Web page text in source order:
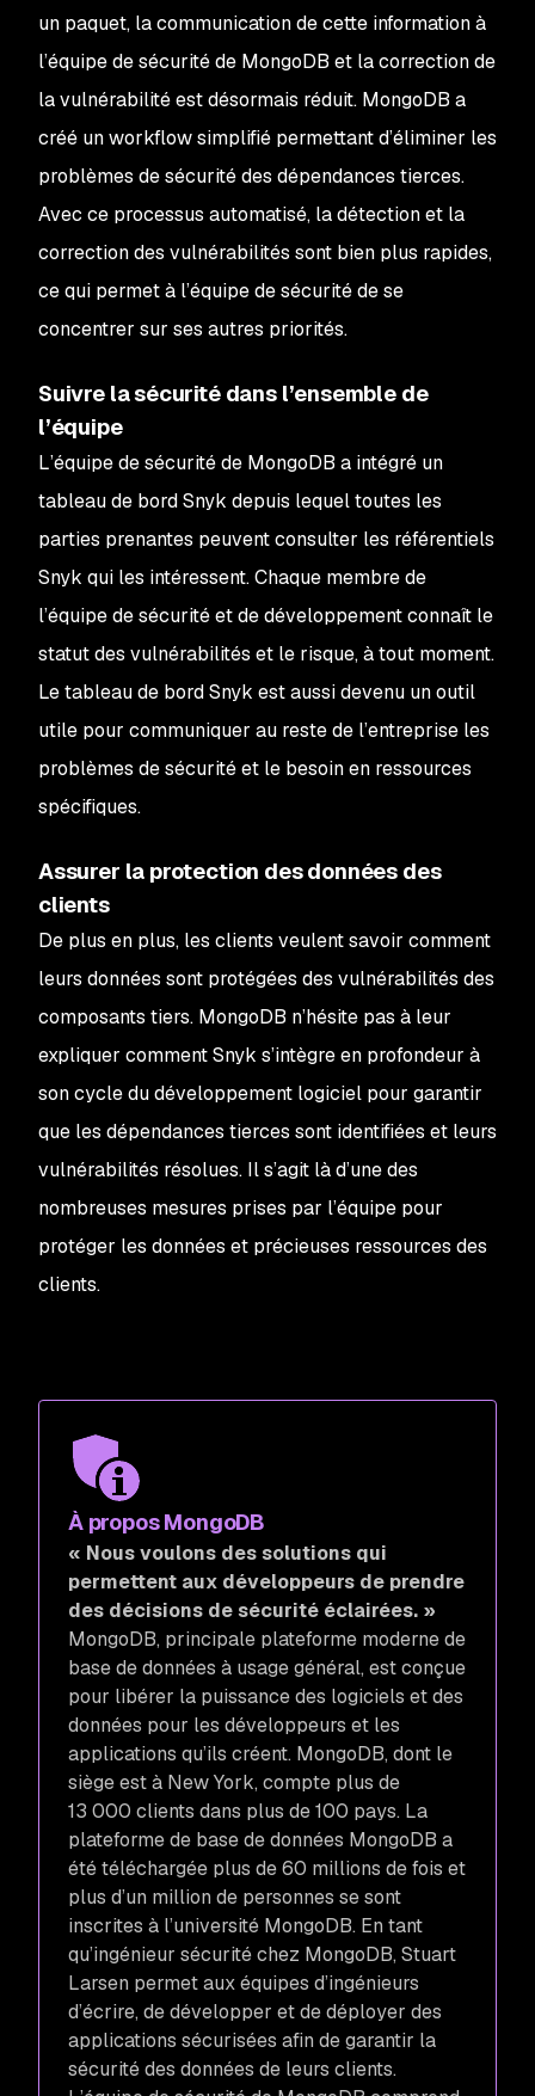
un paquet, la communication de cette information à
l’équipe de sécurité de MongoDB et la correction de
la vulnérabilité est désormais réduit. MongoDB a
créé un workflow simplifié permettant d’éliminer les
problèmes de sécurité des dépendances tierces.
Avec ce processus automatisé, la détection et la
correction des vulnérabilités sont bien plus rapides,
ce qui permet à l’équipe de sécurité de se
concentrer sur ses autres priorités.
Suivre la sécurité dans l’ensemble de
l’équipe
L’équipe de sécurité de MongoDB a intégré un
tableau de bord Snyk depuis lequel toutes les
parties prenantes peuvent consulter les référentiels
Snyk qui les intéressent. Chaque membre de
l’équipe de sécurité et de développement connaît le
statut des vulnérabilités et le risque, à tout moment.
Le tableau de bord Snyk est aussi devenu un outil
utile pour communiquer au reste de l’entreprise les
problèmes de sécurité et le besoin en ressources
spécifiques.
Assurer la protection des données des
clients
De plus en plus, les clients veulent savoir comment
leurs données sont protégées des vulnérabilités des
composants tiers. MongoDB n’hésite pas à leur
expliquer comment Snyk s’intègre en profondeur à
son cycle du développement logiciel pour garantir
que les dépendances tierces sont identifiées et leurs
vulnérabilités résolues. Il s’agit là d’une des
nombreuses mesures prises par l’équipe pour
protéger les données et précieuses ressources des
clients.
À propos MongoDB
« Nous voulons des solutions qui
permettent aux développeurs de prendre
des décisions de sécurité éclairées. »
MongoDB, principale plateforme moderne de
base de données à usage général, est conçue
pour libérer la puissance des logiciels et des
données pour les développeurs et les
applications qu’ils créent. MongoDB, dont le
siège est à New York, compte plus de
13 000 clients dans plus de 100 pays. La
plateforme de base de données MongoDB a
été téléchargée plus de 60 millions de fois et
plus d’un million de personnes se sont
inscrites à l’université MongoDB. En tant
qu’ingénieur sécurité chez MongoDB, Stuart
Larsen permet aux équipes d’ingénieurs
d’écrire, de développer et de déployer des
applications sécurisées afin de garantir la
sécurité des données de leurs clients.